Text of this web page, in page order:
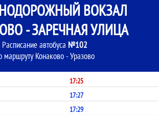
ВОКЗАЛ
- ЗАРЕЧНАЯ УЛИЦА
Расписание автобуса №102
маршруту Конаково - Уразово
17:25
17:27
17:29